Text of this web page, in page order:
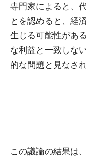
専門家によると、
とを認めると、経
生じる可能性があ
な利益と一致しな
的な問題と見なさ
この議論の結果は